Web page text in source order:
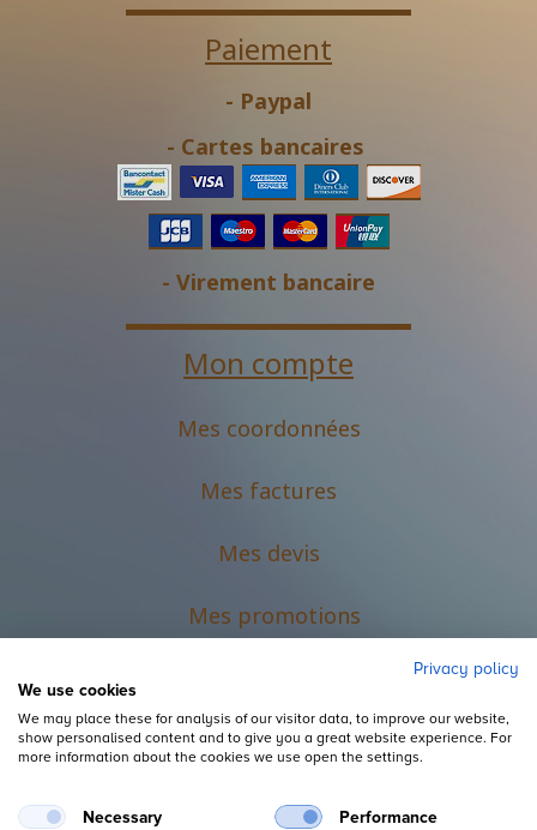
Paiement
- Paypal
- Cartes bancaires
- Virement bancaire
Mon compte
Mes coordonnées
Mes factures
Mes devis
Mes promotions
Privacy policy
We use cookies
We may place these for analysis of our visitor data, to improve our website,
show personalised content and to give you a great website experience. For
more information about the cookies we use open the settings.
Necessary Performance